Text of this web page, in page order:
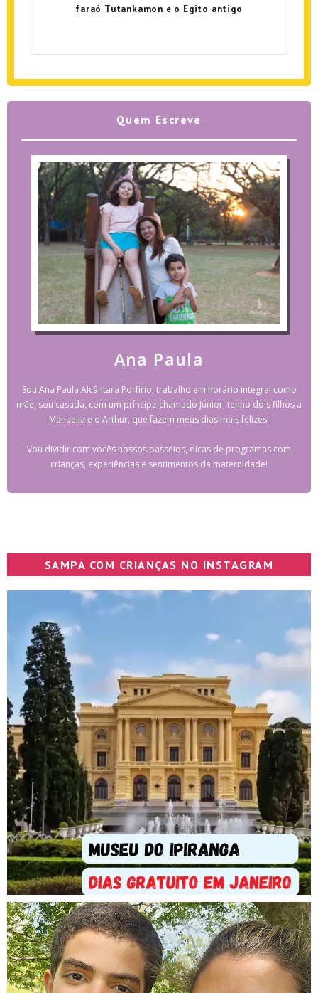
faraó Tutankamon e o Egito antigo
Quem Escreve
Ana Paula
Sou Ana Paula Alcântara Porfírio, trabalho em horário integral como
mãe, sou casada, com um príncipe chamado Júnior, tenho dois filhos a
Manuella e o Arthur, que fazem meus dias mais felizes!
Vou dividir com vocês nossos passeios, dicas de programas com
crianças, experiências e sentimentos da maternidade!
SAMPA COM CRIANÇAS NO INSTAGRAM